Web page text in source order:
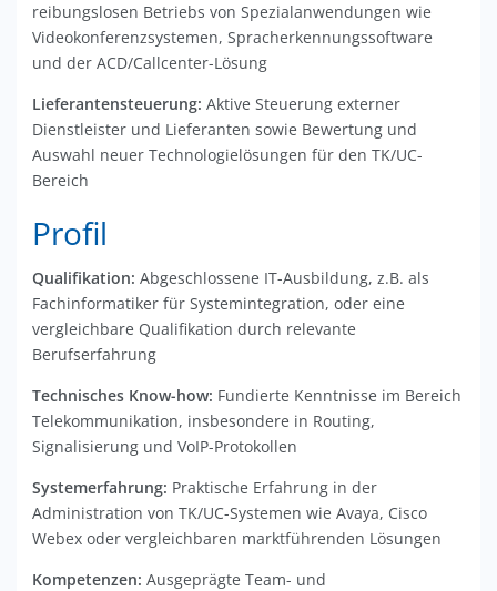
reibungslosen Betriebs von Spezialanwendungen wie
Videokonferenzsystemen, Spracherkennungssoftware
und der ACD/Callcenter-Lösung
Lieferantensteuerung: Aktive Steuerung externer
Dienstleister und Lieferanten sowie Bewertung und
Auswahl neuer Technologielösungen für den TK/UC-
Bereich
Profil
Qualifikation: Abgeschlossene IT-Ausbildung, z.B. als
Fachinformatiker für Systemintegration, oder eine
vergleichbare Qualifikation durch relevante
Berufserfahrung
Technisches Know-how: Fundierte Kenntnisse im Bereich
Telekommunikation, insbesondere in Routing,
Signalisierung und VoIP-Protokollen
Systemerfahrung: Praktische Erfahrung in der
Administration von TK/UC-Systemen wie Avaya, Cisco
Webex oder vergleichbaren marktführenden Lösungen
Kompetenzen: Ausgeprägte Team- und